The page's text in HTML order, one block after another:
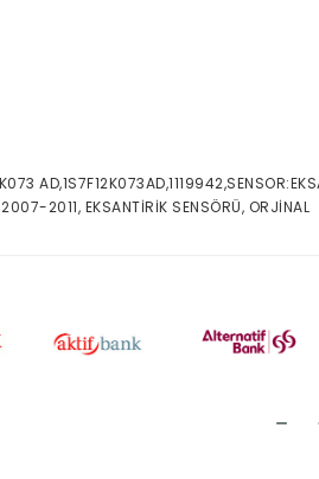
2011, EKSANTİRİK SENSÖRÜ, ORJİNAL